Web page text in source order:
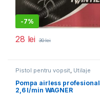
-7%
28 lei 30lei
Pistol pentru vopsit Utilaje
pentru construcții
Pompa airless
2,6 l/min WAGNER